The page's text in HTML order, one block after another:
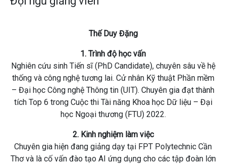
Thế Duy Đặng
1. Trình độ học vấn
Nghiên cứu sinh Tiến sĩ (PhD Candidate), chuyên sâu về hệ
thống và công nghệ tương lai. Cử nhân Kỹ thuật Phần mềm
– Đại học Công nghệ Thông tin (UIT). Chuyên gia đạt thành
tích Top 6 trong Cuộc thi Tài năng Khoa học Dữ liệu – Đại
học Ngoại thương (FTU) 2022.
2. Kinh nghiệm làm việc
Chuyên gia hiện đang giảng dạy tại FPT Polytechnic Cần
Thơ và là cố vấn đào tạo AI ứng dụng cho các tập đoàn lớn